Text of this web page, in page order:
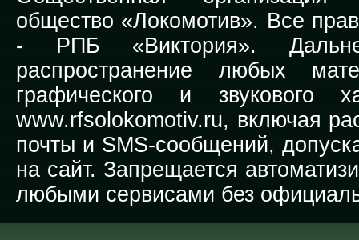
общество «Локомотив». Все
- РПБ «Виктория».
распространение любых
графического и звукового
www.rfsolokomotiv.ru, включая
почты и SMS-сообщений,
на сайт. Запрещается
любыми сервисами без